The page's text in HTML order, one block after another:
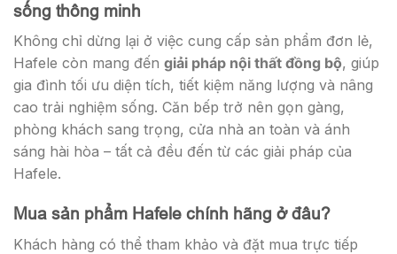
sống thông minh
Không chỉ dừng lại ở việc cung cấp sản phẩm đơn lẻ,
Hafele còn mang đến giải pháp nội thất đồng bộ, giúp
gia đình tối ưu diện tích, tiết kiệm năng lượng và nâng
cao trải nghiệm sống. Căn bếp trở nên gọn gàng,
phòng khách sang trọng, cửa nhà an toàn và ánh
sáng hài hòa – tất cả đều đến từ các giải pháp của
Hafele.
Mua sản phẩm Hafele chính hãng ở đâu?
Khách hàng có thể tham khảo và đặt mua trực tiếp